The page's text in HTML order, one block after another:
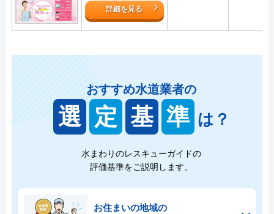
詳細を見る
おすすめ水道業者の
選 定 基 準 は？
水まわりのレスキューガイドの
評価基準をご説明します。
お住まいの地域の